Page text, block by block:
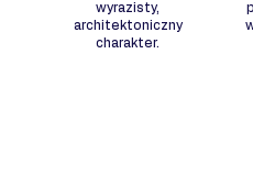
wyrazisty,
architektoniczny
charakter.